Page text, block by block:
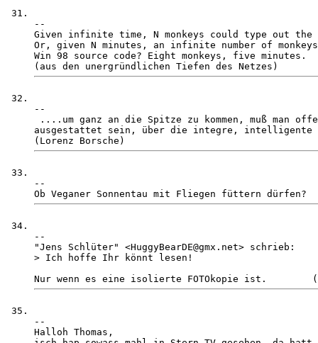
--
Given infinite time, N monkeys could type out the
Or, given N minutes, an infinite number of
Win 98 source code? Eight monkeys, five minutes.
--
....um ganz an die Spitze zu kommen, muß man
ausgestattet sein, über die integre, intelligente
--
--
"Jens Schlüter" <HuggyBearDE@gmx.net> schrieb:
> Ich hoffe Ihr könnt lesen!
--
Halloh Thomas,